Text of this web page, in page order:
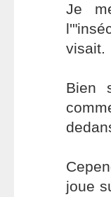
Je
visait.
Bien
joue